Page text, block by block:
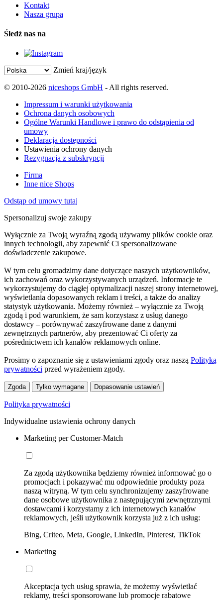
Kontakt
Nasza grupa
Śledź nas na
Zmień kraj/język
© 2010-2026 niceshops GmbH - All rights reserved.
Impressum i warunki użytkowania
Ochrona danych osobowych
Ogólne Warunki Handlowe i prawo do odstąpienia od
umowy
Deklaracja dostępności
Ustawienia ochrony danych
Rezygnacja z subskrypcji
Firma
Inne nice Shops
Odstąp od umowy tutaj
Spersonalizuj swoje zakupy
Wyłącznie za Twoją wyraźną zgodą używamy plików cookie oraz
innych technologii, aby zapewnić Ci spersonalizowane
doświadczenie zakupowe.
W tym celu gromadzimy dane dotyczące naszych użytkowników,
ich zachowań oraz wykorzystywanych urządzeń. Informacje te
wykorzystujemy do ciągłej optymalizacji naszej strony internetowej,
wyświetlania dopasowanych reklam i treści, a także do analizy
statystyk użytkowania. Możemy również – wyłącznie za Twoją
zgodą i pod warunkiem, że sam korzystasz z usług danego
dostawcy – porównywać zaszyfrowane dane z danymi
zewnętrznych partnerów, aby prezentować Ci oferty za
pośrednictwem ich kanałów reklamowych online.
Prosimy o zapoznanie się z ustawieniami zgody oraz naszą Polityką
prywatności przed wyrażeniem zgody.
Zgoda Tylko wymagane Dopasowanie ustawień
Polityka prywatności
Indywidualne ustawienia ochrony danych
Marketing per Customer-Match
Za zgodą użytkownika będziemy również informować go o
promocjach i pokazywać mu odpowiednie produkty poza
naszą witryną. W tym celu synchronizujemy zaszyfrowane
dane osobowe użytkownika z następującymi zewnętrznymi
dostawcami i korzystamy z ich internetowych kanałów
reklamowych, jeśli użytkownik korzysta już z ich usług:
Bing, Criteo, Meta, Google, LinkedIn, Pinterest, TikTok
Marketing
Akceptacja tych usług sprawia, że możemy wyświetlać
reklamy, treści sponsorowane lub promocje rabatowe